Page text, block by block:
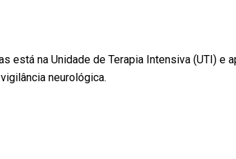
está na Unidade de Terapia Intensiva (UTI) e
neurológica.